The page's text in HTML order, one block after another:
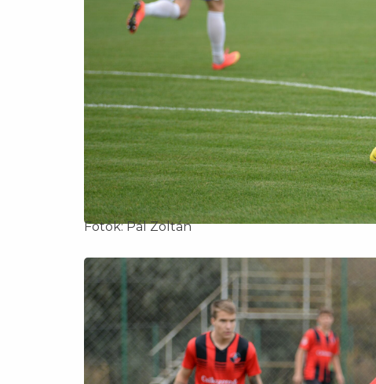
Fotók: Pál Zoltán